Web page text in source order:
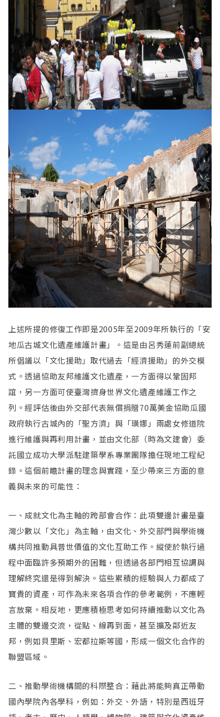
上述所提的修復工作即是2005年至2009年所執行的「安
地瓜古城文化遺產維護計畫」。這是由呂秀蓮前副總統
所倡議以「文化援助」取代過去「經濟援助」的外交模
式。透過協助友邦維護文化遺產，一方面得以鞏固邦
誼，另一方面可使臺灣擠身世界文化遺產維護工作之
列。經評估後由外交部代表無償捐贈70萬美金協助瓜國
政府執行古城內的「聖方濟」與「璜娜」兩處女修道院
進行維護與再利用計畫，並由文化部（時為文建會）委
託國立成功大學派駐建築學系專業團隊擔任現地工程紀
錄。這個前瞻計畫的理念與實踐，至少帶來三方面的意
義與未來的可能性：
一、成就文化為主軸的跨部會合作：此項雙邊計畫是臺
灣少數以「文化」為主軸，由文化、外交部門與學術機
構共同推動具普世價值的文化互助工作。縱使於執行過
程中面臨許多預期外的困難，但透過各部門相互協調與
理解終究還是得到解決。這些累積的經驗與人力都成了
寶貴的資產，可作為未來各項合作的參考範例，不應輕
言放棄。相反地，更應積極思考如何持續推動以文化為
主體的雙邊交流，從點、線再到面，甚至擴及鄰近友
邦，例如貝里斯、宏都拉斯等國，形成一個文化合作的
聯盟區域。
二、推動學術機構間的科際整合：藉此將能夠真正帶動
國內學院內各學科，例如：外交、外語，特別是西班牙